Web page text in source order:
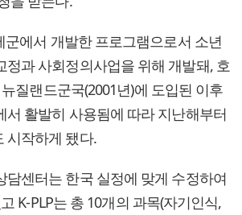
군에서 개발한 프로그램으로서 소년
정과 사회정의사업을 위해 개발돼, 호
질랜드군국(2001년)에 도입된 이후
서 활발히 사용됨에 따라 지난해부터
시작하게 됐다.
담센터는 한국 실정에 맞게 수정하여
K-PLP는 총 10개의 과목(자기인식,